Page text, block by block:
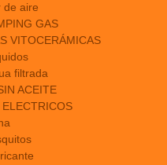
de aire
GAS
VITOCERÁMICAS
filtrada
ACEITE